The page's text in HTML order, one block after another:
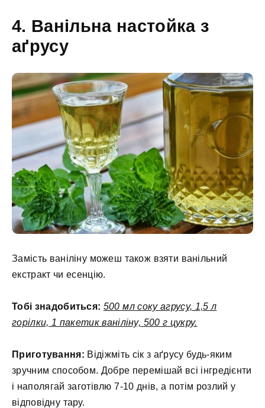
4. Ванільна настойка з
аґрусу
Замість ваніліну можеш також взяти ванільний
екстракт чи есенцію.
Тобі знадобиться: 500 мл соку агрусу, 1,5 л
горілки, 1 пакетик ваніліну, 500 г цукру.
Приготування: Відіжміть сік з аґрусу будь-яким
зручним способом. Добре перемішай всі інгредієнти
і наполягай заготівлю 7-10 днів, а потім розлий у
відповідну тару.